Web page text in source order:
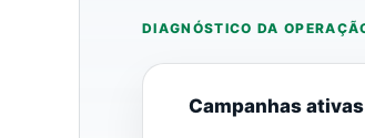
Campanhas ativas